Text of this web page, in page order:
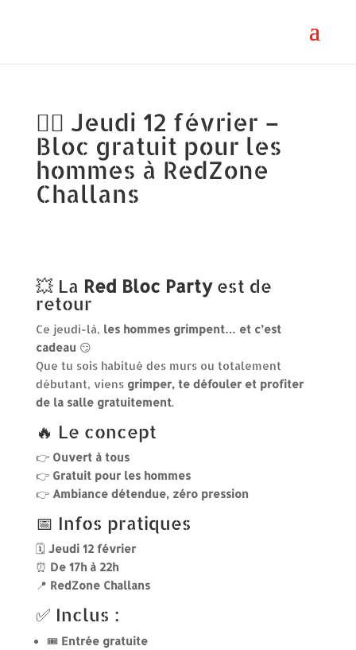
🧗‍♂️ Jeudi 12 février –
Bloc gratuit pour les
hommes à RedZone
Challans
💥 La Red Bloc Partyest de
retour
Ce jeudi-là, les hommes grimpent… et c’est
cadeau 😏
Que tu sois habitué des murs ou totalement
débutant, viens grimper, te défouler et profiter
de la salle gratuitement.
🔥 Le concept
👉 Ouvert à tous
👉 Gratuit pour les hommes
👉 Ambiance détendue, zéro pression
📅 Infos pratiques
🗓 Jeudi 12 février
⏰ De 17h à 22h
📍 RedZone Challans
✅ Inclus :
🎟️ Entrée gratuite